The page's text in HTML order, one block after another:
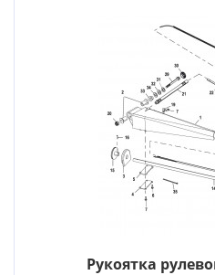
Рукоятка